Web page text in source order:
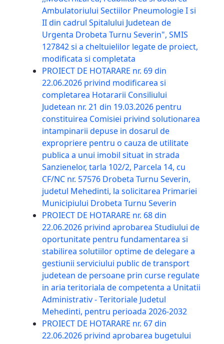
Ambulatoriului Sectiilor Pneumologie I si
II din cadrul Spitalului Judetean de
Urgenta Drobeta Turnu Severin", SMIS
127842 si a cheltuielilor legate de proiect,
modificata si completata
PROIECT DE HOTARARE nr. 69 din
22.06.2026 privind modificarea si
completarea Hotararii Consiliului
Judetean nr. 21 din 19.03.2026 pentru
constituirea Comisiei privind solutionarea
intampinarii depuse in dosarul de
expropriere pentru o cauza de utilitate
publica a unui imobil situat in strada
Sanzienelor, tarla 102/2, Parcela 14, cu
CF/NC nr. 57576 Drobeta Turnu Severin,
judetul Mehedinti, la solicitarea Primariei
Municipiului Drobeta Turnu Severin
PROIECT DE HOTARARE nr. 68 din
22.06.2026 privind aprobarea Studiului de
oportunitate pentru fundamentarea si
stabilirea solutiilor optime de delegare a
gestiunii serviciului public de transport
judetean de persoane prin curse regulate
in aria teritoriala de competenta a Unitatii
Administrativ - Teritoriale Judetul
Mehedinti, pentru perioada 2026-2032
PROIECT DE HOTARARE nr. 67 din
22.06.2026 privind aprobarea bugetului